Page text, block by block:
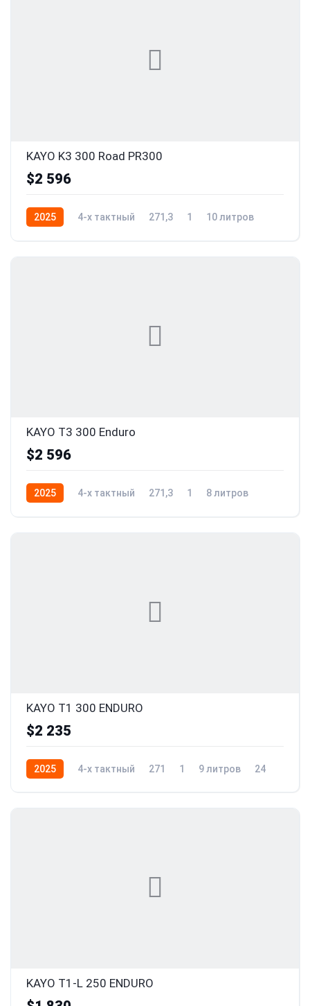
KAYO K3 300 Road PR300
$2 596
2025 4-x тактный 271,3 1
10 литров
KAYO T3 300 Enduro
$2 596
2025 4-x тактный 271,3 1
8 литров
KAYO T1 300 ENDURO
$2 235
2025 4-x тактный 271 1 9 литров 24
KAYO T1-L 250 ENDURO